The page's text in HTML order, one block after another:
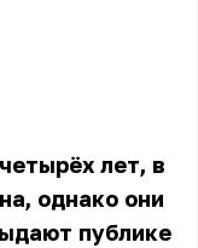
лет, в
однако они
публике